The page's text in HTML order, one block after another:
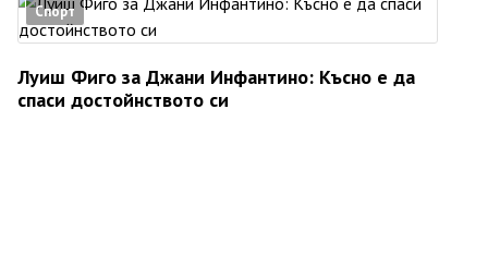
Спорт
Луиш Фиго за Джани Инфантино: Късно е да
спаси достойнството си